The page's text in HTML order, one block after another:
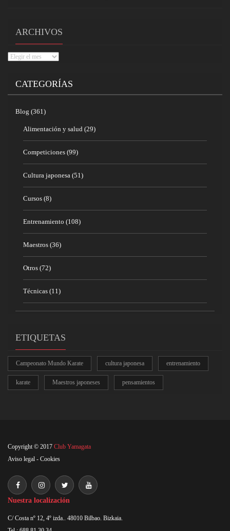
ARCHIVOS
Archivos
CATEGORÍAS
Blog (361)
Alimentación y salud (29)
Competiciones (99)
Cultura japonesa (51)
Cursos (8)
Entrenamiento (108)
Maestros (36)
Otros (72)
Técnicas (11)
ETIQUETAS
Campeonato Mundo Karate cultura japonesa entrenamiento
karate Maestros japoneses pensamientos
Copyright © 2017 Club Yamagata
Aviso legal - Cookies
Nuestra localización
C/ Costa nº 12, 4º izda.. 48010 Bilbao. Bizkaia.